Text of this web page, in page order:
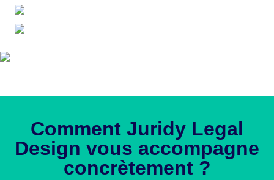
Comment Juridy Legal
Design vous accompagne
concrètement?